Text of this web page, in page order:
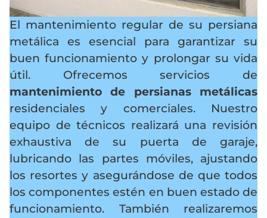
El mantenimiento regular de su persiana
metálica es esencial para garantizar su
buen funcionamiento y prolongar su vida
útil. Ofrecemos servicios de
mantenimiento de persianas metálicas
residenciales y comerciales. Nuestro
equipo de técnicos realizará una revisión
exhaustiva de su puerta de garaje,
lubricando las partes móviles, ajustando
los resortes y asegurándose de que todos
los componentes estén en buen estado de
funcionamiento. También realizaremos